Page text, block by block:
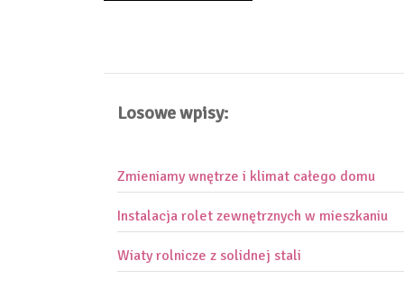
Losowe wpisy:
Zmieniamy wnętrze i klimat całego domu
Instalacja rolet zewnętrznych w mieszkaniu
Wiaty rolnicze z solidnej stali